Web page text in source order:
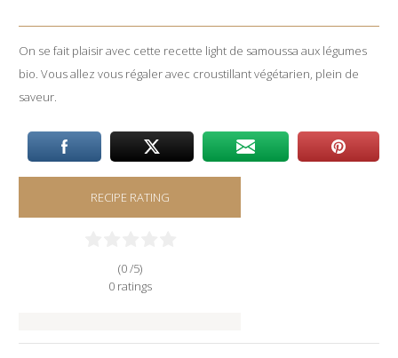
On se fait plaisir avec cette recette light de samoussa aux légumes
bio. Vous allez vous régaler avec croustillant végétarien, plein de
saveur.
RECIPE RATING
(0 /5)
0 ratings